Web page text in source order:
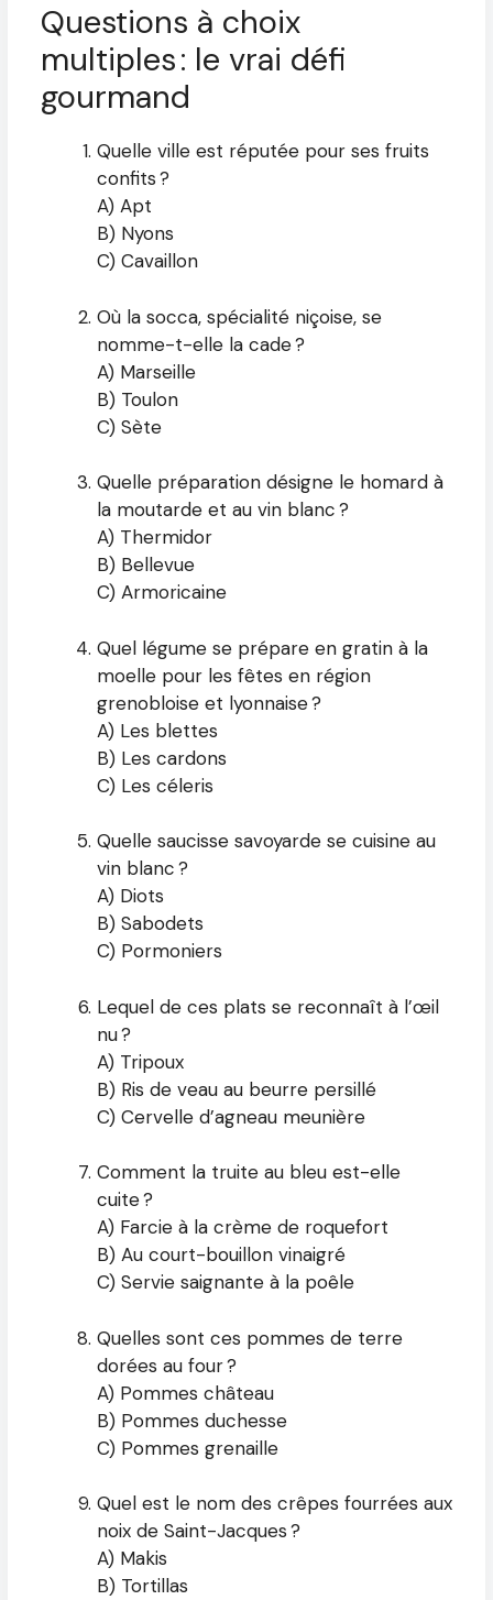
Questions à choix
multiples : le vrai défi
gourmand
Quelle ville est réputée pour ses fruits
confits ?
A) Apt
B) Nyons
C) Cavaillon
Où la socca, spécialité niçoise, se
nomme-t-elle la cade ?
A) Marseille
B) Toulon
C) Sète
Quelle préparation désigne le homard à
la moutarde et au vin blanc ?
A) Thermidor
B) Bellevue
C) Armoricaine
Quel légume se prépare en gratin à la
moelle pour les fêtes en région
grenobloise et lyonnaise ?
A) Les blettes
B) Les cardons
C) Les céleris
Quelle saucisse savoyarde se cuisine au
vin blanc ?
A) Diots
B) Sabodets
C) Pormoniers
Lequel de ces plats se reconnaît à l’œil
nu ?
A) Tripoux
B) Ris de veau au beurre persillé
C) Cervelle d’agneau meunière
Comment la truite au bleu est-elle
cuite ?
A) Farcie à la crème de roquefort
B) Au court-bouillon vinaigré
C) Servie saignante à la poêle
Quelles sont ces pommes de terre
dorées au four ?
A) Pommes château
B) Pommes duchesse
C) Pommes grenaille
Quel est le nom des crêpes fourrées aux
noix de Saint-Jacques ?
A) Makis
B) Tortillas